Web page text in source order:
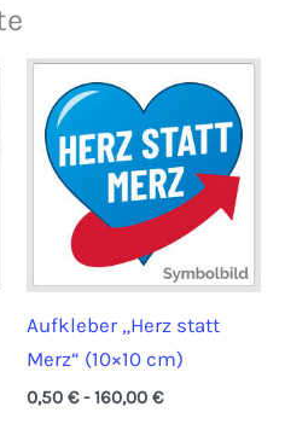
Aufkleber „Herz statt
Merz“ (10×10 cm)
0,50 €-160,00 €